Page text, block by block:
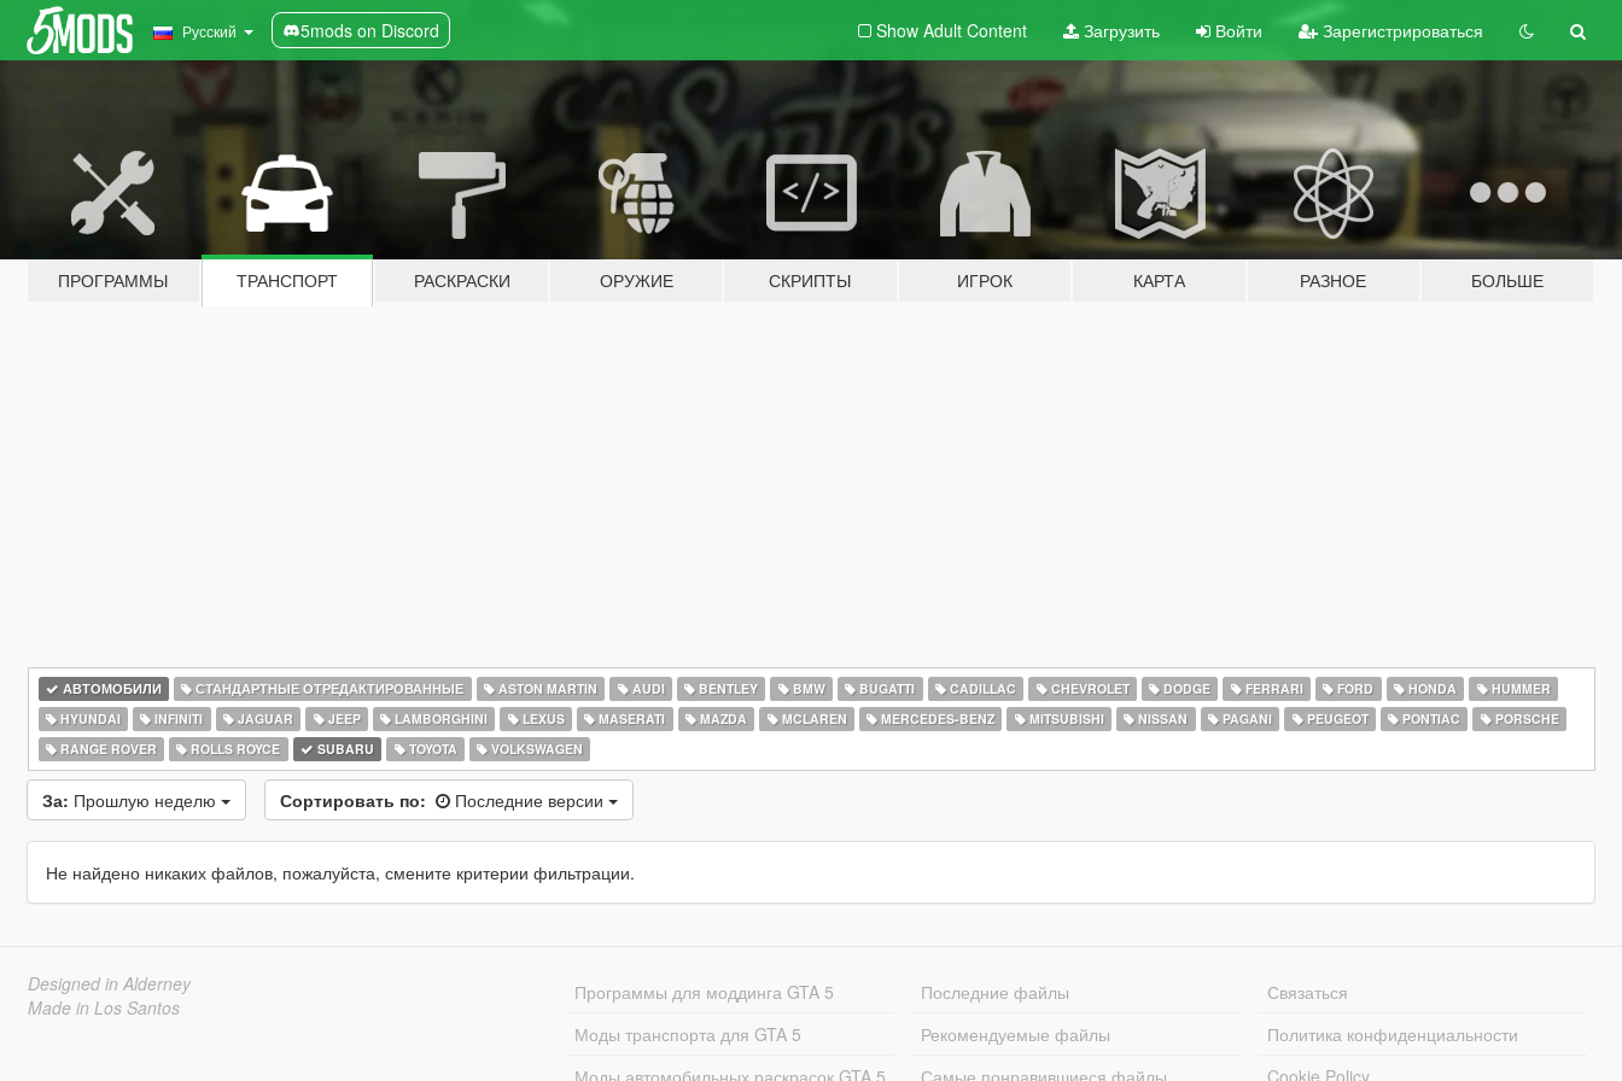
Русский 5mods on Discord Show Adult Content Загрузить Войти Зарегистрироваться
ПРОГРАММЫ ТРАНСПОРТ РАСКРАСКИ ОРУЖИЕ СКРИПТЫ ИГРОК КАРТА РАЗНОЕ БОЛЬШЕ
АВТОМОБИЛИ СТАНДАРТНЫЕ ОТРЕДАКТИРОВАННЫЕ ASTON MARTIN AUDI BENTLEY BMW BUGATTI CADILLAC CHEVROLET DODGE FERRARI FORD HONDA
HUMMER
HYUNDAI
INFINITI JAGUAR JEEP LAMBORGHINI LEXUS MASERATI MAZDA MCLAREN MERCEDES-BENZ MITSUBISHI NISSAN PAGANI PEUGEOT PONTIAC
PORSCHE
RANGE ROVER
ROLLS ROYCE SUBARU TOYOTA VOLKSWAGEN
За: Прошлую неделю Сортировать по: Последние версии
Не найдено никаких файлов, пожалуйста, смените критерии фильтрации.
Designed in Alderney
Made in Los Santos
Программы для моддинга GTA 5
Моды транспорта для GTA 5
Моды автомобильных раскрасок GTA 5
Последние файлы
Рекомендуемые файлы
Самые понравившиеся файлы
Связаться
Политика конфиденциальности
Cookie Policy